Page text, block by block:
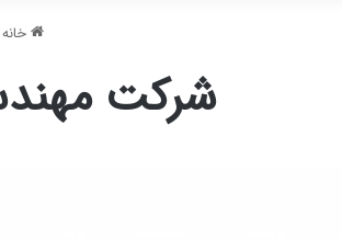
خانه
شرکت